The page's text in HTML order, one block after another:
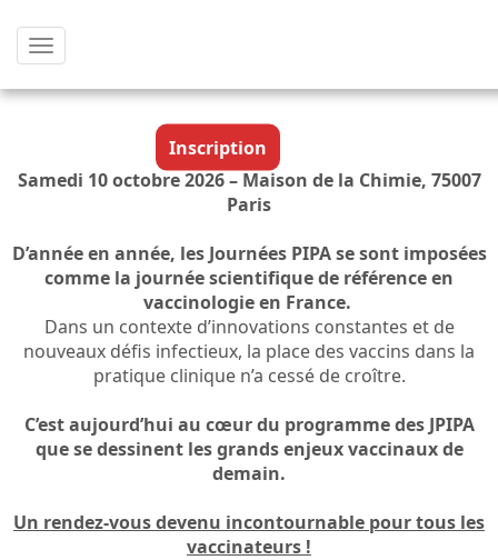
Inscription
Afficher
menu
Samedi 10 octobre 2026 – Maison de la Chimie, 75007
Paris
D’année en année, les Journées PIPA se sont imposées
comme la journée scientifique de référence en
vaccinologie en France.
Dans un contexte d’innovations constantes et de
nouveaux défis infectieux, la place des vaccins dans la
pratique clinique n’a cessé de croître.
C’est aujourd’hui au cœur du programme des JPIPA
que se dessinent les grands enjeux vaccinaux de
demain.
Un rendez-vous devenu incontournable pour tous les
vaccinateurs !